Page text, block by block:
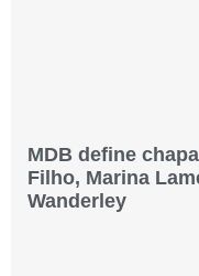
MDB define
Filho, Marina
Wanderley